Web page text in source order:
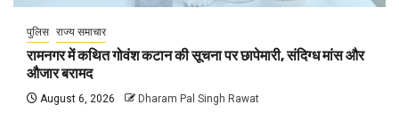
पुलिस राज्य समाचार
रामनगर में कथित गोवंश कटान की सूचना पर छापेमारी, संदिग्ध मांस और
औजार बरामद
August 6, 2026 Dharam Pal Singh Rawat